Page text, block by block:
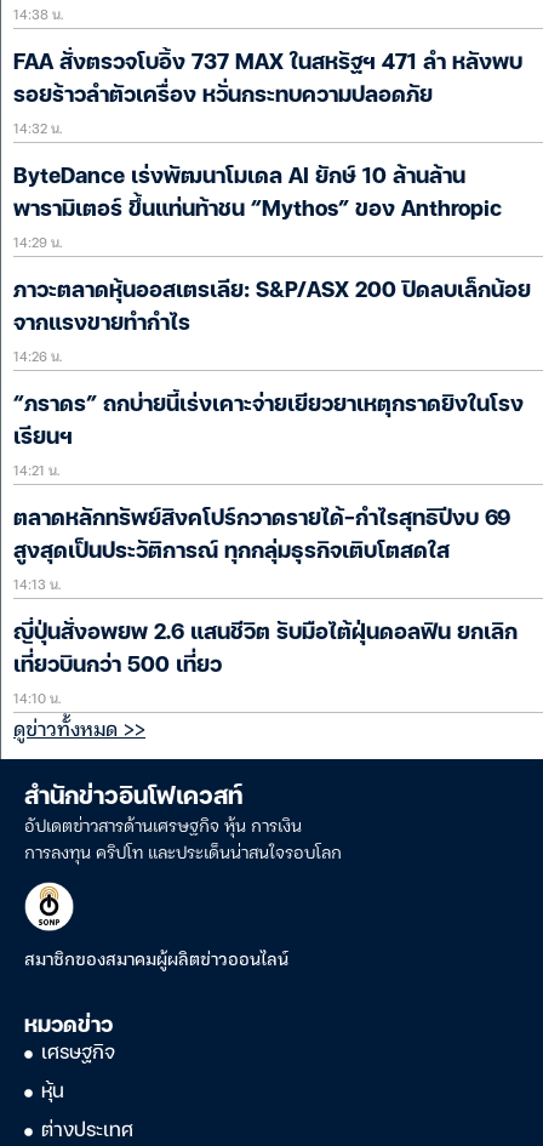
14:38 น.
FAA สั่งตรวจโบอิ้ง 737 MAX ในสหรัฐฯ 471 ลำ หลังพบ
รอยร้าวลำตัวเครื่อง หวั่นกระทบความปลอดภัย
14:32 น.
ByteDance เร่งพัฒนาโมเดล AI ยักษ์ 10 ล้านล้าน
พารามิเตอร์ ขึ้นแท่นท้าชน “Mythos” ของ Anthropic
14:29 น.
ภาวะตลาดหุ้นออสเตรเลีย: S&P/ASX 200 ปิดลบเล็กน้อย
จากแรงขายทำกำไร
14:26 น.
“ภราดร” ถกบ่ายนี้เร่งเคาะจ่ายเยียวยาเหตุกราดยิงในโรง
เรียนฯ
14:21 น.
ตลาดหลักทรัพย์สิงคโปร์กวาดรายได้-กำไรสุทธิปีงบ 69
สูงสุดเป็นประวัติการณ์ ทุกกลุ่มธุรกิจเติบโตสดใส
14:13 น.
ญี่ปุ่นสั่งอพยพ 2.6 แสนชีวิต รับมือไต้ฝุ่นดอลฟิน ยกเลิก
เที่ยวบินกว่า 500 เที่ยว
14:10 น.
ดูข่าวทั้งหมด >>
สำนักข่าวอินโฟเควสท์
อัปเดตข่าวสารด้านเศรษฐกิจ หุ้น การเงิน
การลงทุน คริปโท และประเด็นน่าสนใจรอบโลก
สมาชิกของสมาคมผู้ผลิตข่าวออนไลน์
หมวดข่าว
เศรษฐกิจ
หุ้น
ต่างประเทศ